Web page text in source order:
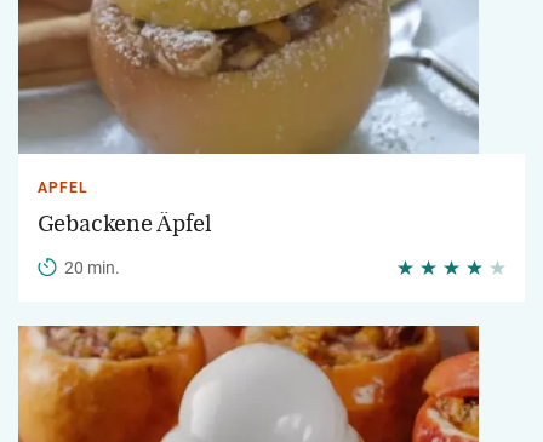
APFEL
Gebackene Äpfel
20 min.